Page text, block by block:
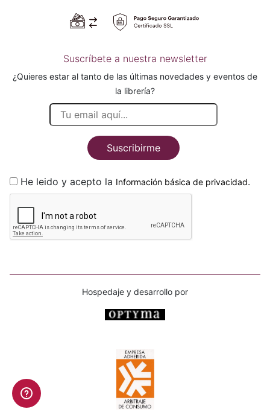
Suscríbete a nuestra newsletter
¿Quieres estar al tanto de las últimas novedades y eventos de
la librería?
Suscribirme
He leido y acepto la Información básica de privacidad.
Hospedaje y desarrollo por